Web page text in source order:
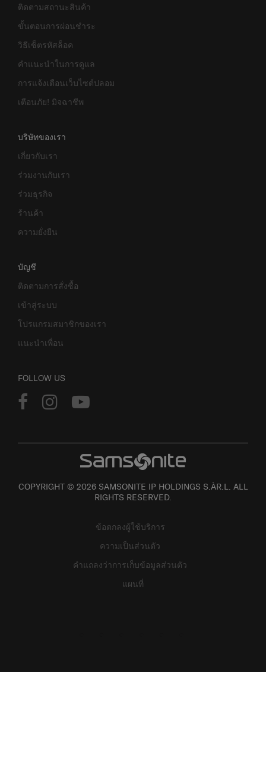
ติดตามสถานะสินค้า
ขั้นตอนการผ่อนชำระ
วิธีเซ็ตรหัสล็อค
คำแนะนำในการดูแล
การแจ้งเตือนเว็บไซต์ปลอม
เตือนภัย! มิจฉาชีพ
บริษัทของเรา
เกี่ยวกับเรา
ร่วมงานกับเรา
ร่วมธุรกิจ
ร้านค้า
ความยั่งยืน
บัญชี
ติดตามการสั่งซื้อ
เข้าสู่ระบบ
โปรแกรมสมาชิกของเรา
แนะนำเพื่อน
FOLLOW US
COPYRIGHT © 2026 SAMSONITE IP HOLDINGS S.ÀR.L. ALL
RIGHTS RESERVED.
ข้อตกลงผู้ใช้บริการ
ความเป็นส่วนตัว
คำแถลงว่าการเก็บข้อมูลส่วนตัว
แผนที่